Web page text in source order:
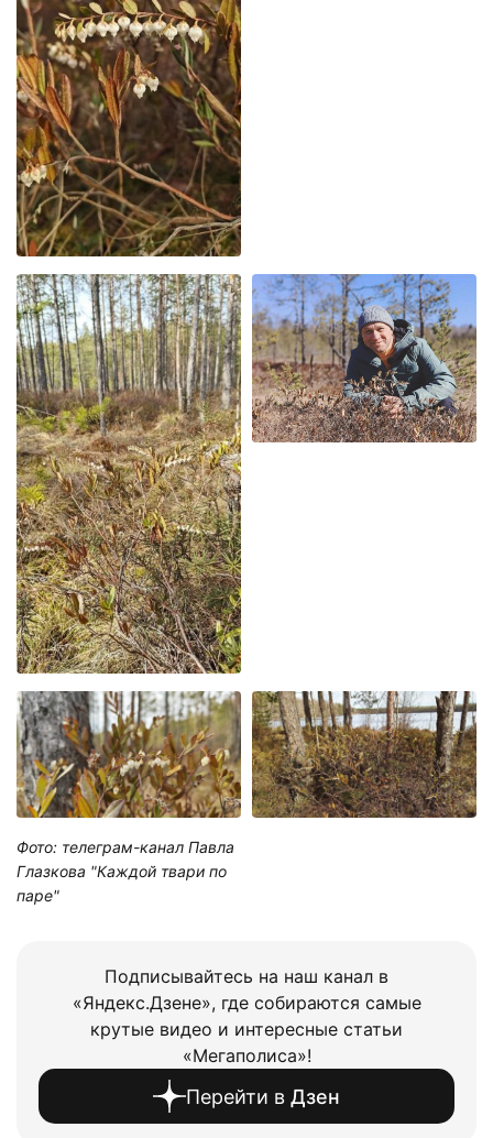
Фото: телеграм-канал Павла
Глазкова "Каждой твари по
паре"
Подписывайтесь на наш канал в
«Яндекс.Дзене», где собираются самые
крутые видео и интересные статьи
«Мегаполиса»!
Перейти в Дзен